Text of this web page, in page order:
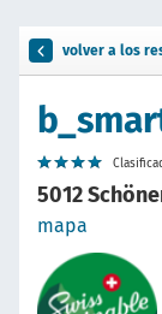
volver a los
5012
mapa